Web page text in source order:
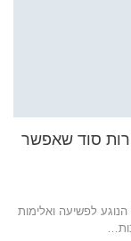
סוד שאפשר
לפשיעה ואלימות